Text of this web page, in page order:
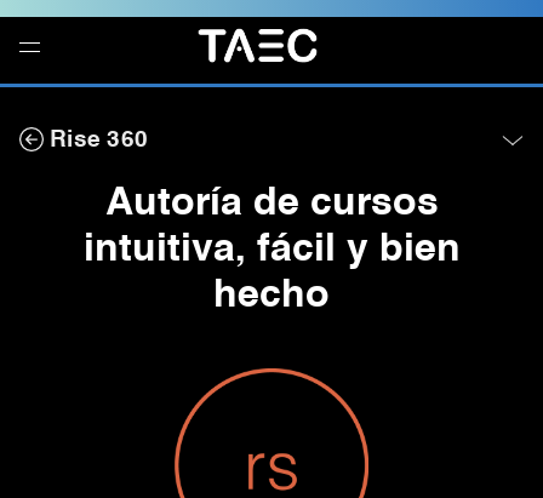
Rise 360
local
Autoría de cursos
intuitiva, fácil y bien
hecho